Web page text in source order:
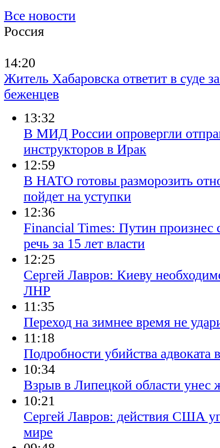
Все новости
Россия
14:20
Житель Хабаровска ответит в суде
беженцев
13:32
В МИД России опровергли
инструкторов в Ирак
12:59
В НАТО готовы разморозить
пойдет на уступки
12:36
Financial Times: Путин
речь за 15 лет власти
12:25
Сергей Лавров: Киеву
ЛНР
11:35
Переход на зимнее время не
11:18
Подробности убийства
10:34
Взрыв в Липецкой области унес
10:21
Сергей Лавров: действия США
мире